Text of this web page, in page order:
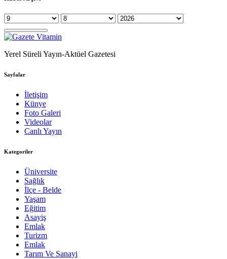
Yerel Süreli Yayın-Aktüel Gazetesi
Sayfalar
İletişim
Künye
Foto Galeri
Videolar
Canlı Yayın
Kategoriler
Üniversite
Sağlık
İlçe - Belde
Yaşam
Eğitim
Asayiş
Emlak
Turizm
Emlak
Tarım Ve Sanayi